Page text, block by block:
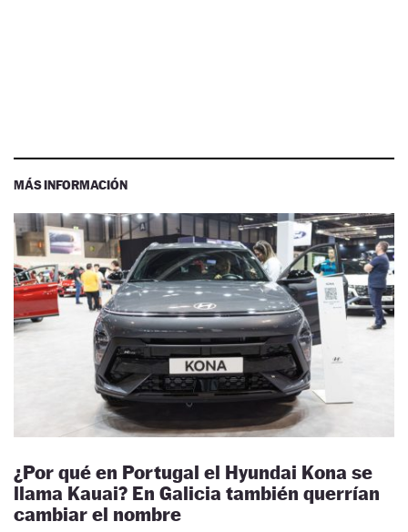
MÁS INFORMACIÓN
¿Por qué en Portugal el Hyundai Kona se
llama Kauai? En Galicia también querrían
cambiar el nombre